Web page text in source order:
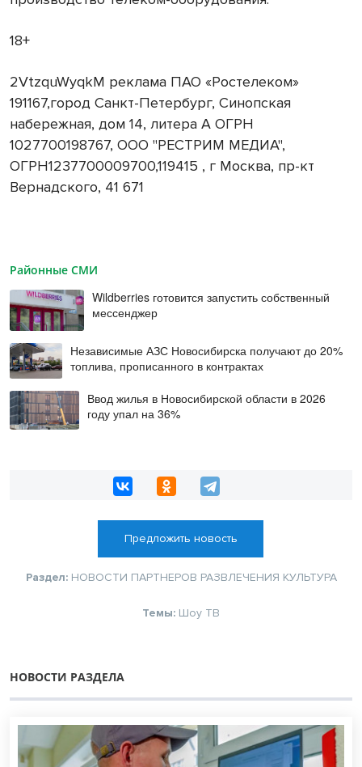
18+
2VtzquWyqkM реклама ПАО «Ростелеком»
191167,город Санкт-Петербург, Синопская
набережная, дом 14, литера А ОГРН
1027700198767, ООО "РЕСТРИМ МЕДИА",
ОГРН1237700009700,119415 , г Москва, пр-кт
Вернадского, 41 671
Районные СМИ
Wildberries готовится запустить собственный
мессенджер
Независимые АЗС Новосибирска получают до 20%
топлива, прописанного в контрактах
Ввод жилья в Новосибирской области в 2026
году упал на 36%
Предложить новость
Раздел: НОВОСТИ ПАРТНЕРОВ РАЗВЛЕЧЕНИЯ КУЛЬТУРА
Темы: Шоу ТВ
НОВОСТИ РАЗДЕЛА